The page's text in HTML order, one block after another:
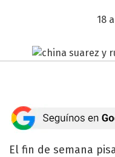
18
El fin de semana